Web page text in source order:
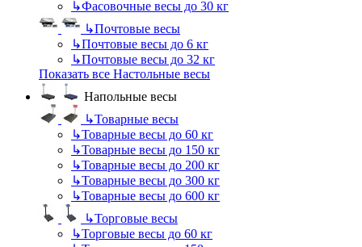
↳Фасовочные весы до 30 кг
↳Почтовые весы
↳Почтовые весы до 6 кг
↳Почтовые весы до 32 кг
Показать все Настольные весы
Напольные весы
↳Товарные весы
↳Товарные весы до 60 кг
↳Товарные весы до 150 кг
↳Товарные весы до 200 кг
↳Товарные весы до 300 кг
↳Товарные весы до 600 кг
↳Торговые весы
↳Торговые весы до 60 кг